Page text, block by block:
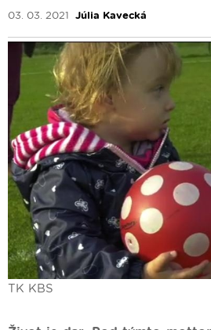
03. 03. 2021 Júlia Kavecká
TK KBS